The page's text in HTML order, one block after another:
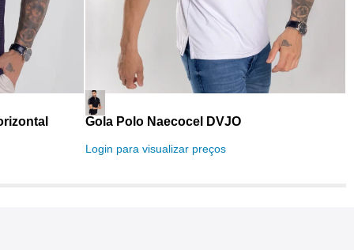
Gola Polo Naecocel DVJO
Login para visualizar preços